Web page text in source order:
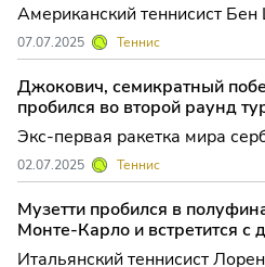
Американский теннисист
итальянца Лоренцо Сонего в
Уимблдонского турнира,
кортах Лондона. Встреча
07.07.2025 Теннис
Джокович, семикратный
пробился во второй раунд
Экс-первая ракетка мира
обыграл француза
круге Уимблдона, который
кортах Лондона. Встреча
02.07.2025 Теннис
Музетти пробился в
Монте-Карло и встретится с
Итальянский теннисист